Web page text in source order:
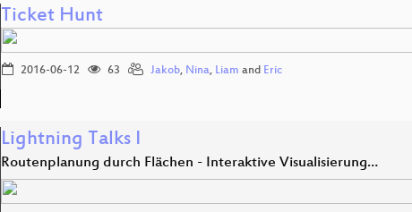
Ticket Hunt
2016-06-12 63 Jakob, Nina, Liam and Eric
Lightning Talks I
Routenplanung durch Flächen - Interaktive Visualisierung…